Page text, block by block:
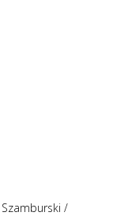
Szamburski /